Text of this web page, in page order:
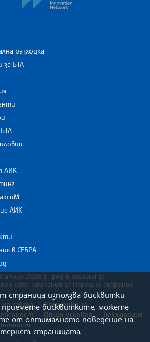
разходка
за БТА
ЛИК
ЛИК
в СЕБРА
април 2026 г . ред и условия за
кампания за Народно събрание
сайта
Политика за
Общи условия
Декларация
страница използва бисквитки
приемете бисквитките, можете
от оптималното поведение на
страницата.